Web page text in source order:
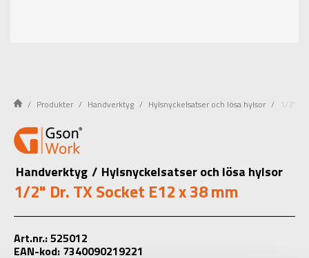
Produkter Handverktyg Hylsnyckelsatser och lösa hylsor 1/2"
Handverktyg / Hylsnyckelsatser och lösa hylsor
1/2" Dr. TX Socket E12 x 38 mm
Art.nr.: 525012
EAN-kod: 7340090219221